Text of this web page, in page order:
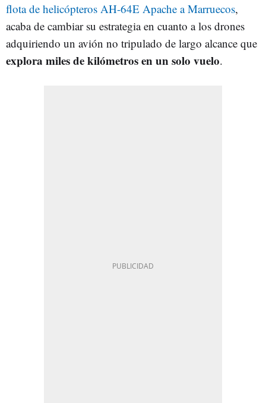
flota de helicópteros AH-64E Apache a Marruecos,
acaba de cambiar su estrategia en cuanto a los drones
adquiriendo un avión no tripulado de largo alcance que
explora miles de kilómetros en un solo vuelo.